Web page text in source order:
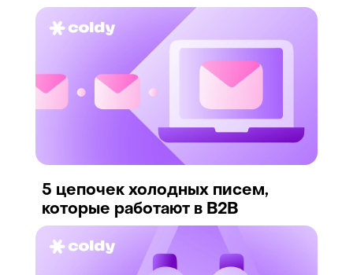
5 цепочек холодных писем,
которые работают в B2B